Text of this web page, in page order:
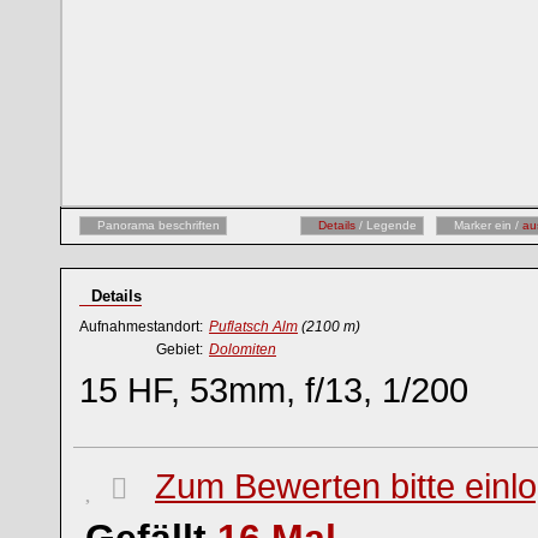
Panorama beschriften Details / Legende Marker ein /
Details
Aufnahmestandort: Puflatsch Alm (2100 m)
Gebiet: Dolomiten
15 HF, 53mm, f/13, 1/200
Zum Bewerten bitte